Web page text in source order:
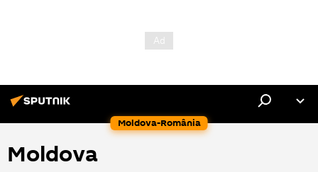
Moldova-România
Moldova